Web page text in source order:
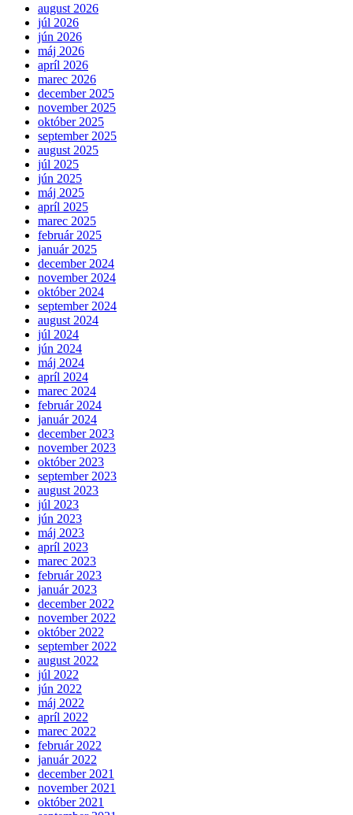
august 2026
júl 2026
jún 2026
máj 2026
apríl 2026
marec 2026
december 2025
november 2025
október 2025
september 2025
august 2025
júl 2025
jún 2025
máj 2025
apríl 2025
marec 2025
február 2025
január 2025
december 2024
november 2024
október 2024
september 2024
august 2024
júl 2024
jún 2024
máj 2024
apríl 2024
marec 2024
február 2024
január 2024
december 2023
november 2023
október 2023
september 2023
august 2023
júl 2023
jún 2023
máj 2023
apríl 2023
marec 2023
február 2023
január 2023
december 2022
november 2022
október 2022
september 2022
august 2022
júl 2022
jún 2022
máj 2022
apríl 2022
marec 2022
február 2022
január 2022
december 2021
november 2021
október 2021